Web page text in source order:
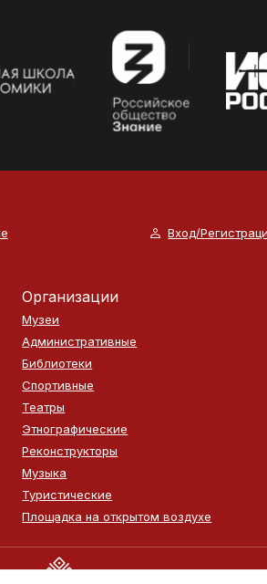
Вход/
Организации
Музеи
Административные
Библиотеки
Спортивные
Театры
Этнографические
Реконструкторы
Музыка
Туристические
Площадка на открытом воздухе